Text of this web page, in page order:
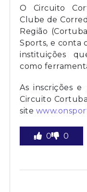
O Circuito
Clube de
Região
Sports, e conta
instituições
como
As inscrições e
Circuito
site
0 0